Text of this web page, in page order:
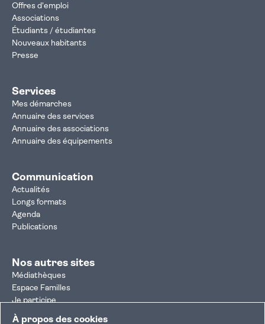
À propos des cookies
Offres d'emploi
Associations
Étudiants / étudiantes
Nouveaux habitants
Presse
Services
Mes démarches
Annuaire des services
Annuaire des associations
Annuaire des équipements
Communication
Actualités
Longs formats
Agenda
Publications
Nos autres sites
Médiathèques
Espace Familles
Je participe
Autorisation d'urbanisme